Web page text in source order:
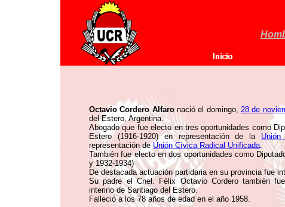
Octavio Cordero Alfaronació el domingo, 28 de
del Estero, Argentina.
Abogado que fue electo en tres oportunidades como
Estero (1916-1920) en representación de la
representación de Unión Cívica Radical Unificada.
También fue electo en dos oportunidades como
y 1932-1934)
De destacada actuación partidaria en su provincia fue
Su padre el Cnel. Félix Octavio Cordero también
interino de Santiago del Estero.
Falleció a los 78 años de edad en el año 1958.